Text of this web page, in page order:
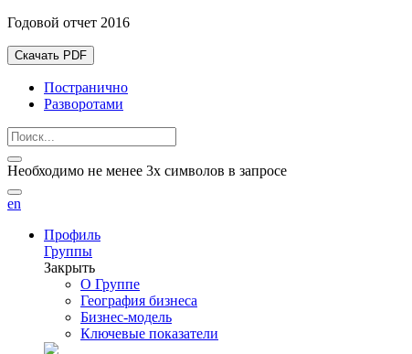
Годовой отчет 2016
Скачать PDF
Постранично
Разворотами
Необходимо не менее 3х символов в запросе
en
Профиль
Группы
Закрыть
О Группе
География бизнеса
Бизнес-модель
Ключевые показатели